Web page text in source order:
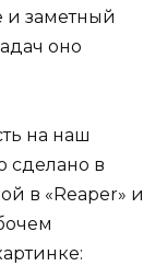
и заметный
оно
на наш
сделано в
в «Reaper» и